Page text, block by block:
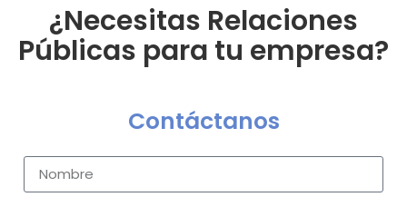
¿Necesitas Relaciones
Públicas para tu empresa?
Contáctanos